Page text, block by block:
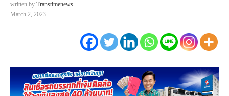
written by Transtimenews
March 2, 2023